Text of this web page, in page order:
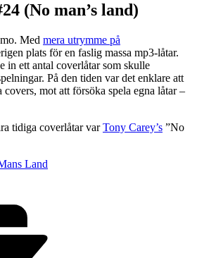
(No man’s land)
Med mera utrymme på
plats för en faslig massa mp3-låtar.
in ett antal coverlåtar som skulle
På den tiden var det enklare att
mot att försöka spela egna låtar –
tidiga coverlåtar varTony Carey’s ”No
Land